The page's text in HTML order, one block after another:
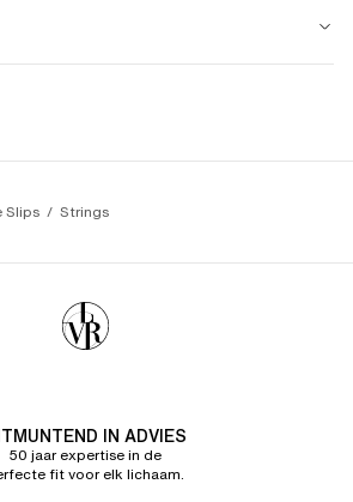
Slips Strings
IN ADVIES
50 jaar expertise in de
fit voor elk lichaam.